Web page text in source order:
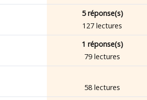
5 réponse(s)
127 lectures
1 réponse(s)
79 lectures
58 lectures